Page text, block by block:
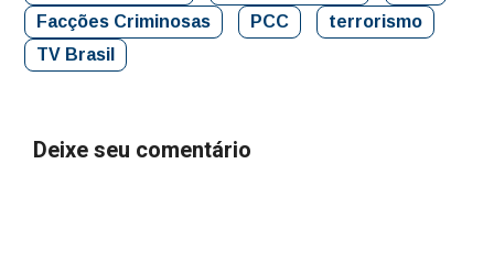
Facções Criminosas
PCC
terrorismo
TV Brasil
Deixe seu comentário